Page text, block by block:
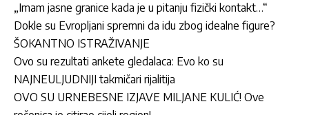
„Imam jasne granice kada je u pitanju fizički kontakt…“
Dokle su Evropljani spremni da idu zbog idealne figure?
ŠOKANTNO ISTRAŽIVANJE
Ovo su rezultati ankete gledalaca: Evo ko su
NAJNEULJUDNIJI takmičari rijalitija
OVO SU URNEBESNE IZJAVE MILJANE KULIĆ! Ove